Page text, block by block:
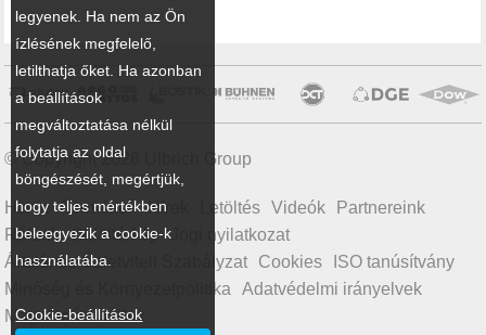
© Copyright 2026 Ulbrich Group
Home Termékek Hírek Letöltés Videók
Partnereink
Rólunk Oldaltérkép Jogi nyilatkozat
Általános Üzletviteli Szabályzat
Cookies
ISO tanúsítvány
Minőség és Környezetpolitika
Adatvédelmi irányelvek
Magatartási kódex
legyenek. Ha nem az Ön
ízlésének megfelelő,
letilthatja őket. Ha azonban
a beállítások
megváltoztatása nélkül
folytatja az oldal
böngészését, megértjük,
hogy teljes mértékben
beleegyezik a cookie-k
használatába.
Cookie-beállítások